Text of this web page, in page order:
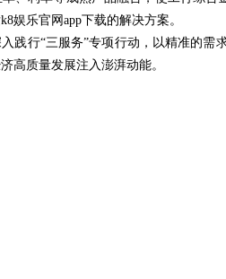
娱乐官网app下载的解决方案。
践行“三服务”专项行动，以精准的
高质量发展注入澎湃动能。